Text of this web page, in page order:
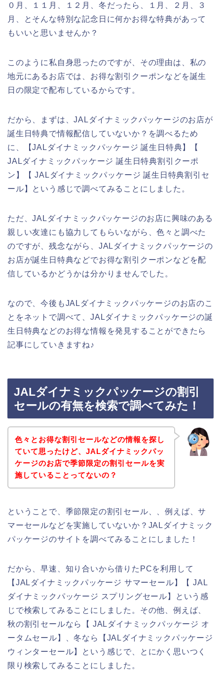
０月、１１月、１２月、冬だったら、１月、２月、３
月、とそんな特別な記念日に何かお得な特典があって
もいいと思いませんか？
このように私自身思ったのですが、その理由は、私の
地元にあるお店では、お得な割引クーポンなどを誕生
日の限定で配布しているからです。
だから、まずは、JALダイナミックパッケージのお店が
誕生日特典で情報配信していないか？を調べるため
に、【JALダイナミックパッケージ 誕生日特典】【
JALダイナミックパッケージ 誕生日特典割引クーポ
ン】【 JALダイナミックパッケージ 誕生日特典割引セ
ール】という感じで調べてみることにしました。
ただ、JALダイナミックパッケージのお店に興味のある
親しい友達にも協力してもらいながら、色々と調べた
のですが、残念ながら、JALダイナミックパッケージの
お店が誕生日特典などでお得な割引クーポンなどを配
信しているかどうかは分かりませんでした。
なので、今後もJALダイナミックパッケージのお店のこ
とをネットで調べて、JALダイナミックパッケージの誕
生日特典などのお得な情報を発見することができたら
記事にしていきますね♪
JALダイナミックパッケージの割引
セールの有無を検索で調べてみた！
色々とお得な割引セールなどの情報を探し
ていて思ったけど、JALダイナミックパッ
ケージのお店で季節限定の割引セールを実
施していることってないの？
ということで、季節限定の割引セール、、例えば、サ
マーセールなどを実施していないか？JALダイナミック
パッケージのサイトを調べてみることにしました！
だから、早速、知り合いから借りたPCを利用して
【JALダイナミックパッケージ サマーセール】【 JAL
ダイナミックパッケージ スプリングセール】という感
じで検索してみることにしました。その他、例えば、
秋の割引セールなら【 JALダイナミックパッケージ オ
ータムセール】、冬なら【JALダイナミックパッケージ
ウィンターセール】という感じで、とにかく思いつく
限り検索してみることにしました。